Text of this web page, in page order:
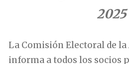
2025
La Comisión Electoral de la
informa a todos los socios